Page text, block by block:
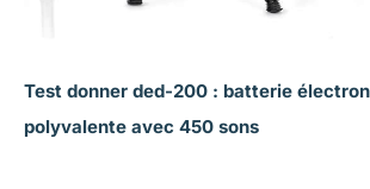
Test donner ded-200 : batterie
polyvalente avec 450 sons